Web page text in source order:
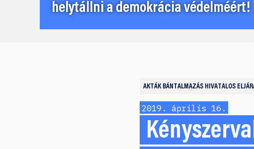
helytállni a demokrácia védelméért!
AKTÁK BÁNTALMAZÁS HIVATALOS
2019. április 16.